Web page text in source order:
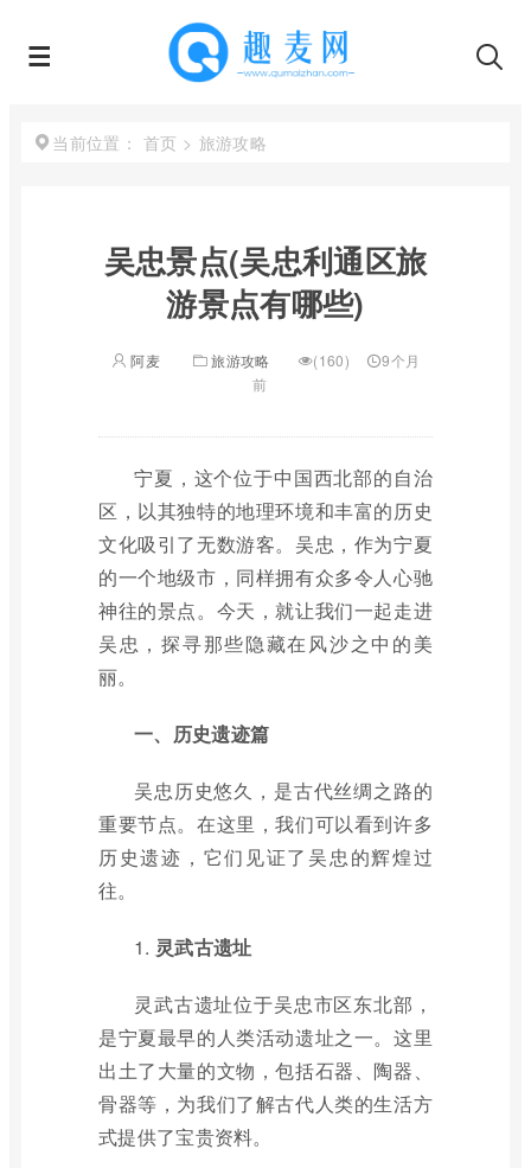
当前位置： 首页 > 旅游攻略
吴忠景点(吴忠利通区旅
游景点有哪些)
阿麦 旅游攻略 (160)
9个月
前
宁夏，这个位于中国西北部的自治
区，以其独特的地理环境和丰富的历史
文化吸引了无数游客。吴忠，作为宁夏
的一个地级市，同样拥有众多令人心驰
神往的景点。今天，就让我们一起走进
吴忠，探寻那些隐藏在风沙之中的美
丽。
一、历史遗迹篇
吴忠历史悠久，是古代丝绸之路的
重要节点。在这里，我们可以看到许多
历史遗迹，它们见证了吴忠的辉煌过
往。
1. 灵武古遗址
灵武古遗址位于吴忠市区东北部，
是宁夏最早的人类活动遗址之一。这里
出土了大量的文物，包括石器、陶器、
骨器等，为我们了解古代人类的生活方
式提供了宝贵资料。